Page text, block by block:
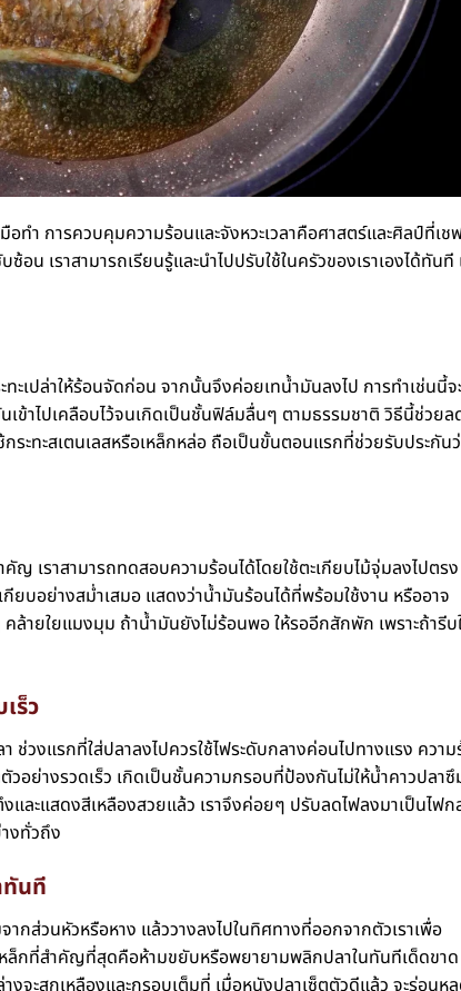
ำ การควบคุมความร้อนและจังหวะเวลาคือศาสตร์และศิลป์ที่เช
น เราสามารถเรียนรู้และนำไปปรับใช้ในครัวของเราเองได้ทันที
เปล่าให้ร้อนจัดก่อน จากนั้นจึงค่อยเทน้ำมันลงไป การทำเช่นนี้จ
เข้าไปเคลือบไว้จนเกิดเป็นชั้นฟิล์มลื่นๆ ตามธรรมชาติ วิธีนี้ช่วยล
กระทะสเตนเลสหรือเหล็กหล่อ ถือเป็นขั้นตอนแรกที่ช่วยรับประกัน
เราสามารถทดสอบความร้อนได้โดยใช้ตะเกียบไม้จุ่มลงไปตรง
ยบอย่างสม่ำเสมอ แสดงว่าน้ำมันร้อนได้ที่พร้อมใช้งาน หรืออาจ
ายใยแมงมุม ถ้าน้ำมันยังไม่ร้อนพอ ให้รออีกสักพัก เพราะถ้ารีบ
ร็ว
วงแรกที่ใส่ปลาลงไปควรใช้ไฟระดับกลางค่อนไปทางแรง ควา
อย่างรวดเร็ว เกิดเป็นชั้นความกรอบที่ป้องกันไม่ให้น้ำคาวปลา
และแสดงสีเหลืองสวยแล้ว เราจึงค่อยๆ ปรับลดไฟลงมาเป็นไฟก
งทั่วถึง
ทันที
กส่วนหัวหรือหาง แล้ววางลงไปในทิศทางที่ออกจากตัวเราเพื่อ
หล็กที่สำคัญที่สุดคือห้ามขยับหรือพยายามพลิกปลาในทันทีเด็ดขาด